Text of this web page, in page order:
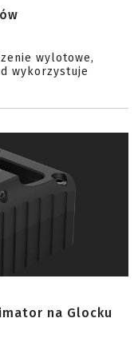
wylotowe,
wykorzystuje
na Glocku